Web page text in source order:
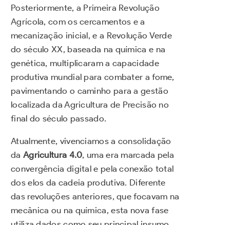
Posteriormente, a Primeira Revolução
Agrícola, com os cercamentos e a
mecanização inicial, e a Revolução Verde
do século XX, baseada na química e na
genética, multiplicaram a capacidade
produtiva mundial para combater a fome,
pavimentando o caminho para a gestão
localizada da Agricultura de Precisão no
final do século passado.
Atualmente, vivenciamos a consolidação
da Agricultura 4.0, uma era marcada pela
convergência digital e pela conexão total
dos elos da cadeia produtiva. Diferente
das revoluções anteriores, que focavam na
mecânica ou na química, esta nova fase